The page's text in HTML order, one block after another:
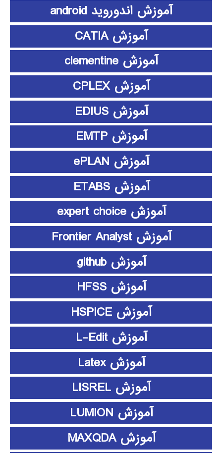
آموزش اندوروید android
آموزش CATIA
آموزش clementine
آموزش CPLEX
آموزش EDIUS
آموزش EMTP
آموزش ePLAN
آموزش ETABS
آموزش expert choice
آموزش Frontier Analyst
آموزش github
آموزش HFSS
آموزش HSPICE
آموزش L-Edit
آموزش Latex
آموزش LISREL
آموزش LUMION
آموزش MAXQDA